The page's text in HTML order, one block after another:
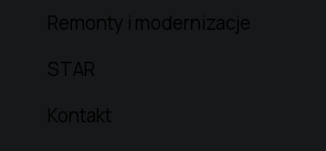
Remonty i modernizacje
STAR
Kontakt